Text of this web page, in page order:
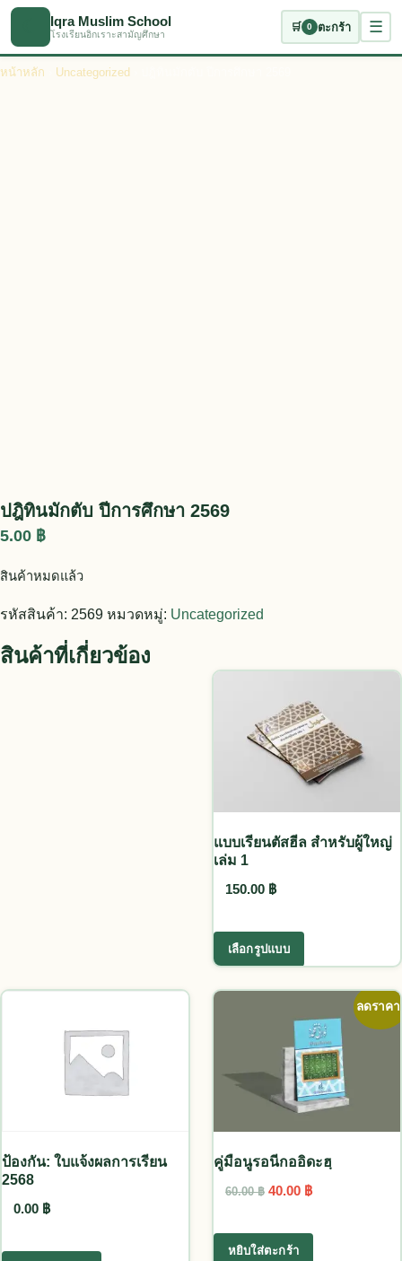
ข้ามไปเนื้อหาหลัก
Iqra Muslim School
โรงเรียนอิกเราะสามัญศึกษา
🛒 0 ตะกร้า ☰
หน้าหลัก Uncategorized
ปฎิทินมักตับ ปีการศึกษา 2569
5.00 ฿
สินค้าหมดแล้ว
รหัสสินค้า: 2569 หมวดหมู่: Uncategorized
สินค้าที่เกี่ยวข้อง
แบบเรียนตัสฮีล สำหรับผู้ใหญ่
เล่ม 1
150.00 ฿
เลือกรูปแบบ
This product
ป้องกัน: ใบแจ้งผลการเรียน
2568
0.00 ฿
ลดราค
คู่มือนูรอนีกออิดะฮฺ
60.00฿ Original price was:
40.00 ฿Current price
หยิบใส่ตะกร้า